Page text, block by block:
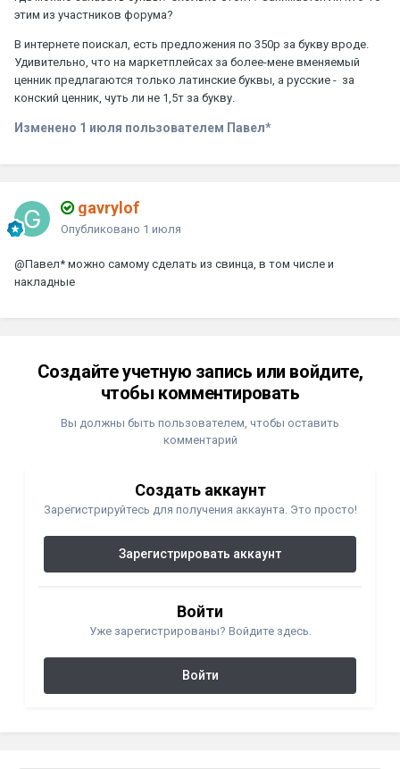
этим из участников форума?
В интернете поискал, есть предложения по 350р за букву вроде.
Удивительно, что на маркетплейсах за более-мене вменяемый
ценник предлагаются только латинские буквы, а русские - за
конский ценник, чуть ли не 1,5т за букву.
Изменено 1 июля пользователем Павел*
gavrylof
Опубликовано 1 июля
@Павел* можно самому сделать из свинца, в том числе и
накладные
Создайте учетную запись или войдите,
чтобы комментировать
Вы должны быть пользователем, чтобы оставить
комментарий
Создать аккаунт
Зарегистрируйтесь для получения аккаунта. Это просто!
Зарегистрировать аккаунт
Войти
Уже зарегистрированы? Войдите здесь.
Войти